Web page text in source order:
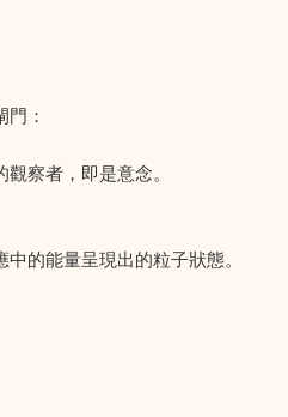
：
察者，即是意念。
的能量呈現出的粒子狀態。